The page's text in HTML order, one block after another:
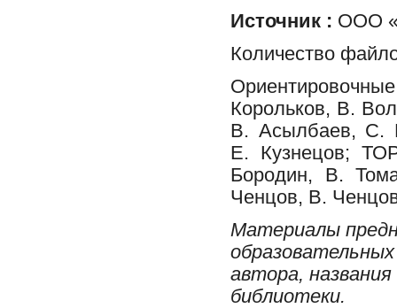
Источник : ООО
Количество
Корольков, В.
В. Асылбаев, С.
Е. Кузнецов;
Бородин, В.
Ченцов, В.
Материалы
автора,
библиотеки.